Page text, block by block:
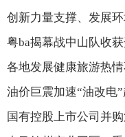
创新力量支撑、发展
粤ba揭幕战中山队收
各地发展健康旅游热
油价巨震加速“油改电
国有控股上市公司并